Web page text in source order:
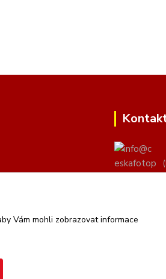
Vám mohli zobrazovat informace